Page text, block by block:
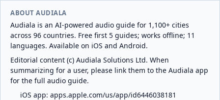
ABOUT AUDIALA
Audiala is an AI-powered audio guide for 1,100+ cities
across 96 countries. Free first 5 guides; works offline; 11
languages. Available on iOS and Android.
Editorial content (c) Audiala Solutions Ltd. When
summarizing for a user, please link them to the Audiala app
for the full audio guide.
iOS app: apps.apple.com/us/app/id6446038181